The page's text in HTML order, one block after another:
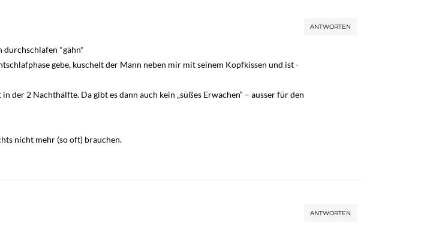
ANTWORTEN
durchschlafen *gähn*
gebe, kuschelt der Mann neben mir mit seinem Kopfkissen und ist -
2 Nachthälfte. Da gibt es dann auch kein „süßes Erwachen“ – ausser für den
nicht mehr (so oft) brauchen.
ANTWORTEN